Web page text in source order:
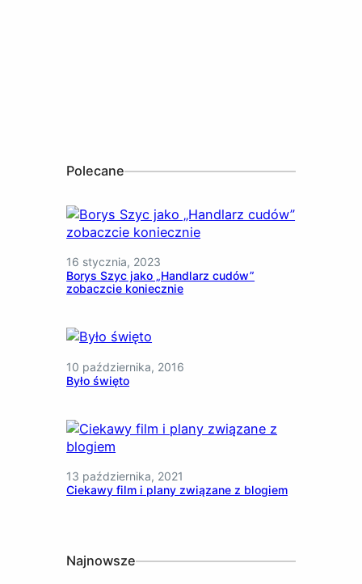
Polecane
16 stycznia, 2023
Borys Szyc jako „Handlarz cudów”
zobaczcie koniecznie
10 października, 2016
Było święto
13 października, 2021
Ciekawy film i plany związane z blogiem
Najnowsze